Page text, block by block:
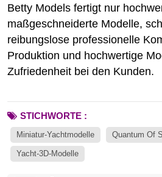
Betty Models fertigt nur
maßgeschneiderte Modelle,
reibungslose professionelle
Produktion und hochwertige
Zufriedenheit bei den Kunden.
STICHWORTE :
Miniatur-Yachtmodelle Quantum Of
Yacht-3D-Modelle